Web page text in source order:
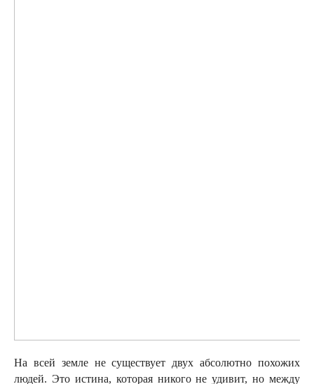
На всей земле не существует двух абсолютно похожих
людей. Это истина, которая никого не удивит, но между